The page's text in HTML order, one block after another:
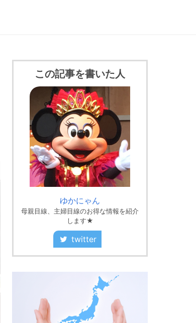
この記事を書いた人
ゆかにゃん
母親目線、主婦目線のお得な情報を紹介
します★
twitter